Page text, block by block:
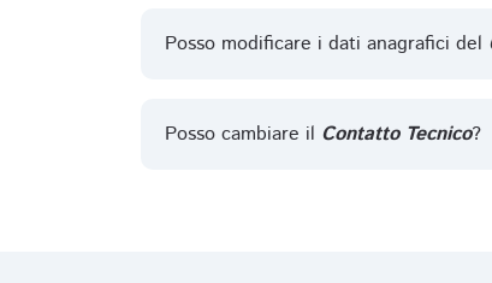
Posso modificare i dati anagrafici del
Posso cambiare il Contatto Tecnico?